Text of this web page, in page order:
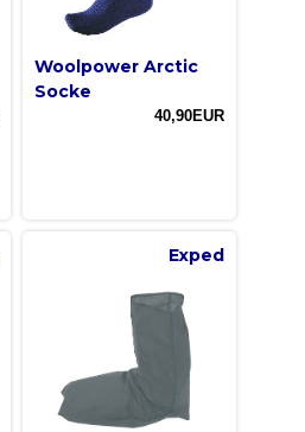
Woolpower Arctic
Socke
40,90EUR
Exped